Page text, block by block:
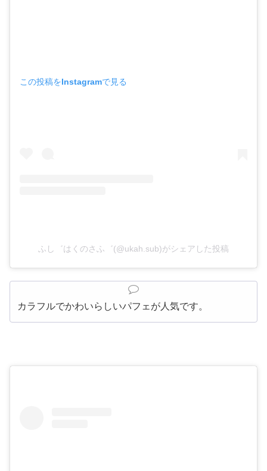
この投稿をInstagramで見る
ふし゛はくのさふ゛(@ukah.sub)がシェアした投稿
カラフルでかわいらしいパフェが人気です。